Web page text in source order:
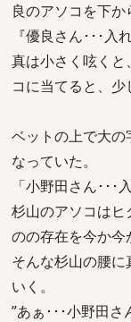
良のアソコを下か
『優良さん･･･入
真は小さく呟くと
コに当てると、少
ベットの上で大
なっていた。
「小野田さん･･･
杉山のアソコはヒ
のの存在を今か今
そんな杉山の腰
いく。
”あぁ･･･小野田さ